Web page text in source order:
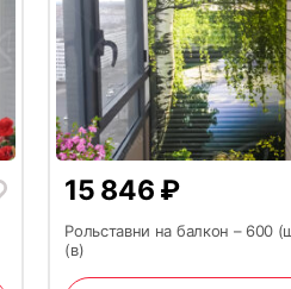
15 846 ₽
Рольставни на балкон – 600
(в)